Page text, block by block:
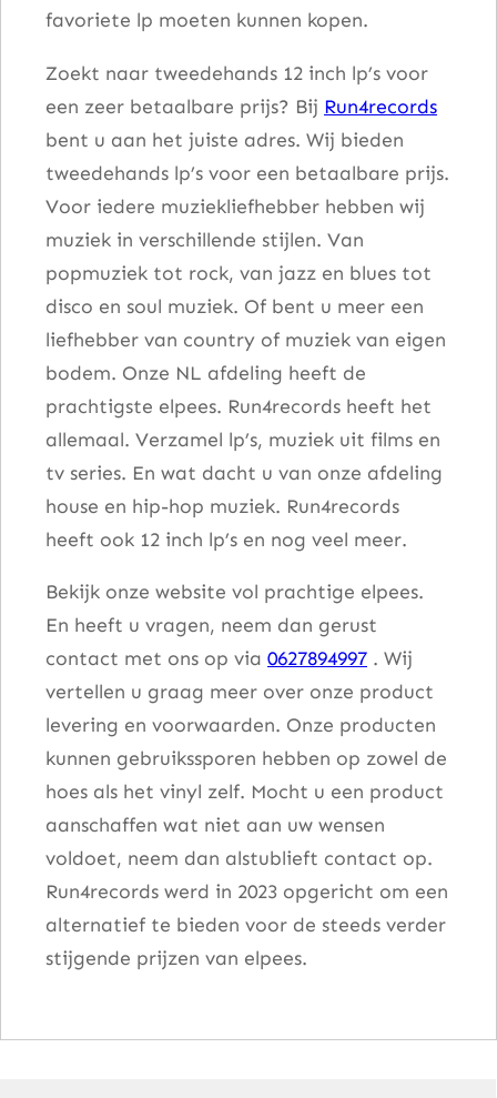
favoriete lp moeten kunnen kopen.
Zoekt naar tweedehands 12 inch lp’s voor
een zeer betaalbare prijs? Bij Run4records
bent u aan het juiste adres. Wij bieden
tweedehands lp’s voor een betaalbare prijs.
Voor iedere muziekliefhebber hebben wij
muziek in verschillende stijlen. Van
popmuziek tot rock, van jazz en blues tot
disco en soul muziek. Of bent u meer een
liefhebber van country of muziek van eigen
bodem. Onze NL afdeling heeft de
prachtigste elpees. Run4records heeft het
allemaal. Verzamel lp’s, muziek uit films en
tv series. En wat dacht u van onze afdeling
house en hip-hop muziek. Run4records
heeft ook 12 inch lp’s en nog veel meer.
Bekijk onze website vol prachtige elpees.
En heeft u vragen, neem dan gerust
contact met ons op via 0627894997 . Wij
vertellen u graag meer over onze product
levering en voorwaarden. Onze producten
kunnen gebruikssporen hebben op zowel de
hoes als het vinyl zelf. Mocht u een product
aanschaffen wat niet aan uw wensen
voldoet, neem dan alstublieft contact op.
Run4records werd in 2023 opgericht om een
alternatief te bieden voor de steeds verder
stijgende prijzen van elpees.